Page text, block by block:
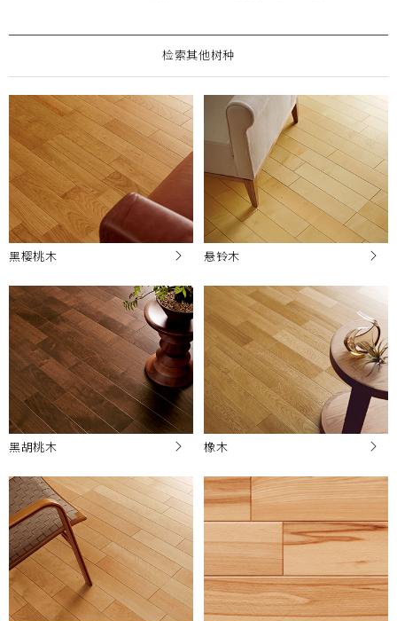
检索其他树种
黑樱桃木 悬铃木
黑胡桃木 橡木